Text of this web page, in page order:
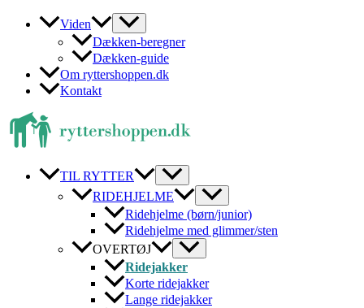
Viden
Dækken-beregner
Dækken-guide
Om ryttershoppen.dk
Kontakt
TIL RYTTER
RIDEHJELME
Ridehjelme (børn/junior)
Ridehjelme med glimmer/sten
OVERTØJ
Ridejakker
Korte ridejakker
Lange ridejakker